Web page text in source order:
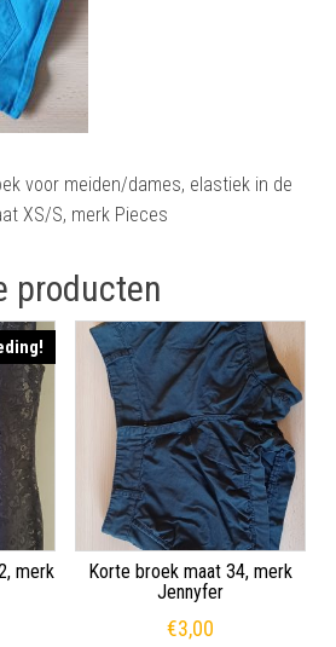
voor meiden/dames, elastiek in de
XS/S, merk Pieces
producten
merk
prijs was: €5,00.
prijs is: €4,00.
Korte broek maat 34, merk
Jennyfer
€3,00